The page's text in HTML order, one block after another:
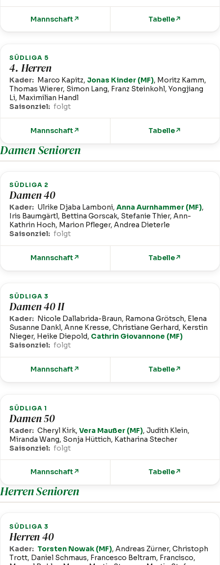
Mannschaft ↗ Tabelle↗
SÜDLIGA 5
4. Herren
Kader: Marco Kapitz, Jonas Kinder (MF), Moritz Kamm,
Thomas Wierer, Simon Lang, Franz Steinkohl, Yongjiang
Li, Maximilian Handl
Saisonziel: folgt
Mannschaft ↗ Tabelle↗
Damen Senioren
SÜDLIGA 2
Damen 40
Kader: Ulrike Djaba Lamboni,Anna Aurnhammer (MF),
Iris Baumgärtl, Bettina Gorscak, Stefanie Thier, Ann-
Kathrin Hoch, Marion Pfleger, Andrea Dieterle
Saisonziel: folgt
Mannschaft ↗ Tabelle↗
SÜDLIGA 3
Damen 40 II
Kader: Nicole Dallabrida-Braun, Ramona Grötsch, Elena
Susanne Dankl, Anne Kresse, Christiane Gerhard, Kerstin
Nieger, Heike Diepold, Cathrin Giovannone (MF)
Saisonziel: folgt
Mannschaft ↗ Tabelle↗
SÜDLIGA 1
Damen 50
Kader: Cheryl Kirk,Vera Maußer (MF), Judith Klein,
Miranda Wang, Sonja Hüttich, Katharina Stecher
Saisonziel: folgt
Mannschaft ↗ Tabelle↗
Herren Senioren
SÜDLIGA 3
Herren 40
Kader: Torsten Nowak (MF), Andreas Zürner, Christoph
Trott, Daniel Schmaus, Francesco Beltram, Francisco,